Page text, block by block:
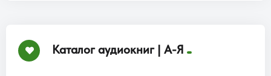
Каталог аудиокниг | А-Я